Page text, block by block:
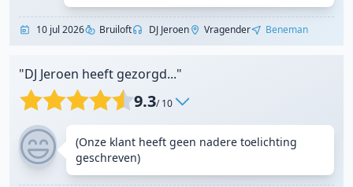
10 jul 2026 Bruiloft DJ Jeroen Vragender Beneman
"DJ Jeroen heeft gezorgd..."
9.3/ 10
(Onze klant heeft geen nadere toelichting
geschreven)